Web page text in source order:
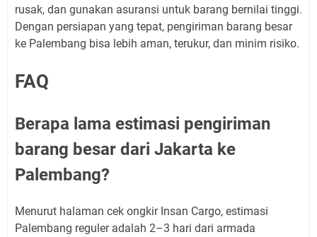
rusak, dan gunakan asuransi untuk barang bernilai tinggi.
Dengan persiapan yang tepat, pengiriman barang besar
ke Palembang bisa lebih aman, terukur, dan minim risiko.
FAQ
Berapa lama estimasi pengiriman
barang besar dari Jakarta ke
Palembang?
Menurut halaman cek ongkir Insan Cargo, estimasi
Palembang reguler adalah 2–3 hari dari armada